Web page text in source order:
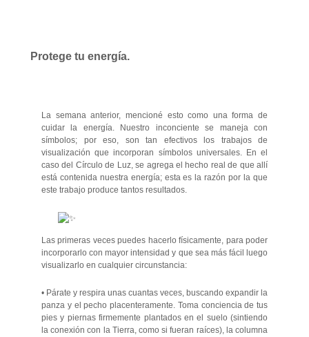
Protege tu energía.
La semana anterior, mencioné esto como una forma de
cuidar la energía. Nuestro inconciente se maneja con
símbolos; por eso, son tan efectivos los trabajos de
visualización que incorporan símbolos universales. En el
caso del Círculo de Luz, se agrega el hecho real de que allí
está contenida nuestra energía; esta es la razón por la que
este trabajo produce tantos resultados.
Las primeras veces puedes hacerlo físicamente, para poder
incorporarlo conmayor intensidad y que sea más fácil luego
visualizarlo en cualquier circunstancia:
• Párate y respira unas cuantas veces, buscando expandir la
panza y el pecho placenteramente. Toma conciencia de tus
pies y piernas firmemente plantados en el suelo (sintiendo
la conexión con la Tierra, como si fueran raíces), la columna